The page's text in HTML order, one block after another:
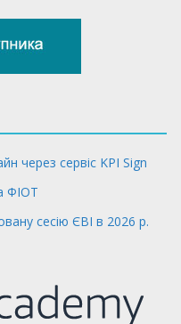
через сервіс KPI Sign
ФІОТ
сесію ЄВІ в 2026 р.